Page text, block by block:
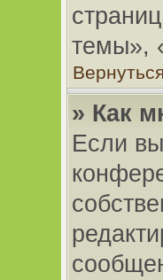
темы»,
» Как
Если